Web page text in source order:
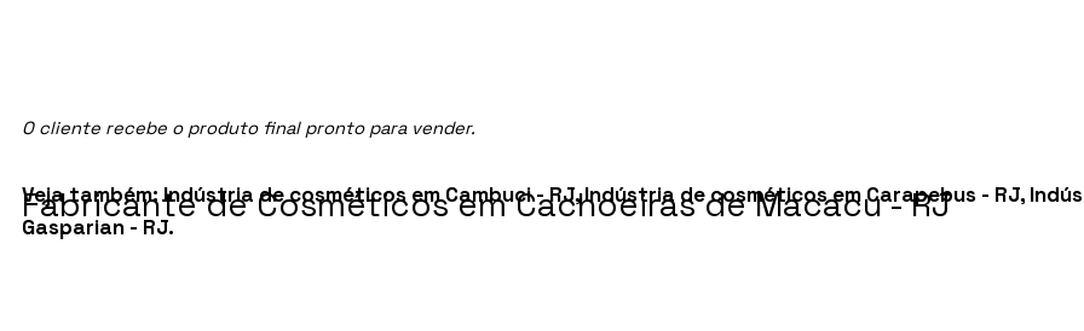
O cliente recebe o produto final pronto para vender.
Veja também: Indústria de cosméticos em Cambuci - RJ,Indústria de cosméticos em Carapebus - RJ,
Gasparian - RJ.
Fabricante de Cosméticos em Cachoeiras de Macacu - RJ